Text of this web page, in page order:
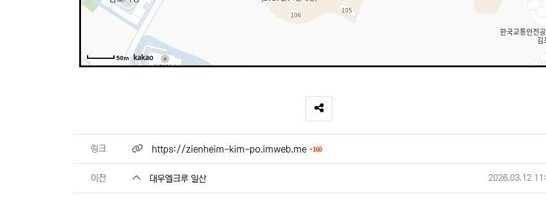
50m
SNS 공유
관련자료
링크 https://zienheim-kim-po.imweb.me 160회 연결
이전 대우엘크루 일산 작성일
2026.03.12